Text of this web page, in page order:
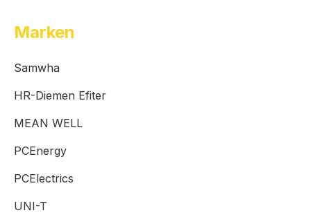
Marken
Samwha
HR-Diemen Efiter
MEAN WELL
PCEnergy
PCElectrics
UNI-T